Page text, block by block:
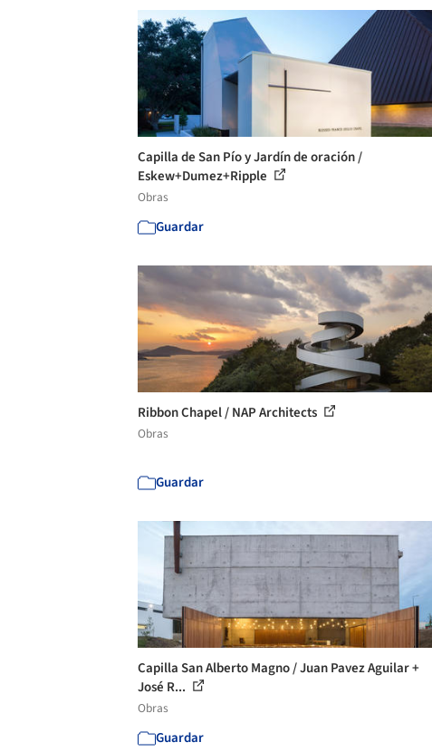
Capilla de San Pío y Jardín de oración /
Eskew+Dumez+Ripple
Obras
Guardar
Ribbon Chapel / NAP Architects
Obras
Guardar
Capilla San Alberto Magno / Juan Pavez Aguilar +
José R...
Obras
Guardar